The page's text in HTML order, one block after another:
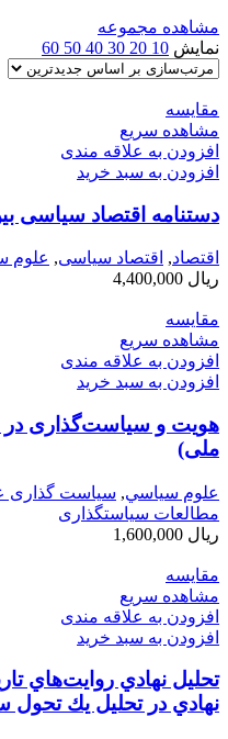
مشاهده مجموعه
نمایش 10
20
30
40
50
60
مقایسه
مشاهده سریع
افزودن به علاقه مندی
افزودن به سبد خرید
دستنامه اقتصاد سیاسی
اقتصاد, اقتصاد سیاسی, علوم
ریال
مقایسه
مشاهده سریع
افزودن به علاقه مندی
افزودن به سبد خرید
هویت و سیاست‌گذاری در
ملی)
علوم سياسي, سیاست گذاری
مطالعات سیاستگذاری
ریال
مقایسه
مشاهده سریع
افزودن به علاقه مندی
افزودن به سبد خرید
تحليل نهادي روايت‌هاي
نهادي در تحليل يك تحول